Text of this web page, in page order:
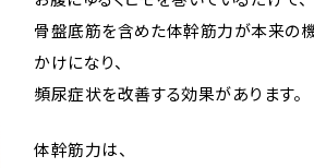
骨盤底筋を含めた体幹筋力が本来の
かけになり、
頻尿症状を改善する効果があります。
体幹筋力は、